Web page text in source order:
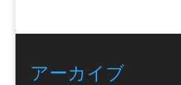
アーカイブ